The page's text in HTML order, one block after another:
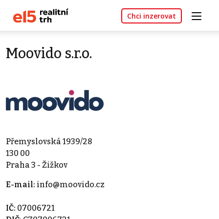
Chci inzerovat
Moovido s.r.o.
Přemyslovská 1939/28
130 00
Praha 3 - Žižkov
E-mail: info@moovido.cz
IČ: 07006721